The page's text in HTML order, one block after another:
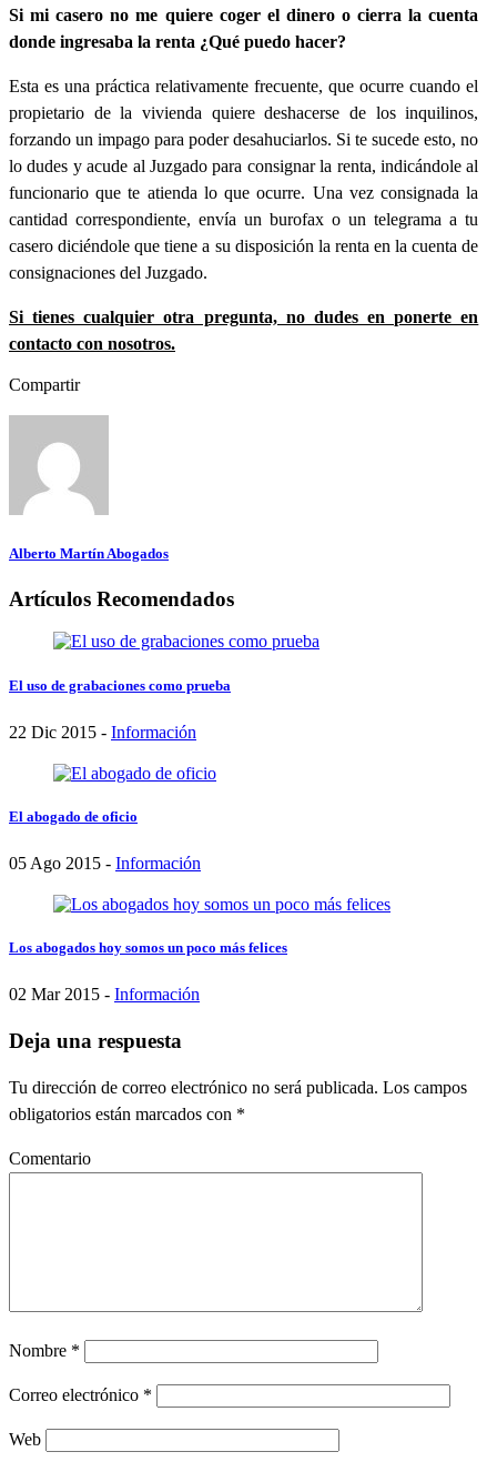
Si mi casero no me quiere coger el dinero o cierra la cuenta
donde ingresaba la renta ¿Qué puedo hacer?
Esta es una práctica relativamente frecuente, que ocurre cuando el
propietario de la vivienda quiere deshacerse de los inquilinos,
forzando un impago para poder desahuciarlos. Si te sucede esto, no
lo dudes y acude al Juzgado para consignar la renta, indicándole al
funcionario que te atienda lo que ocurre. Una vez consignada la
cantidad correspondiente, envía un burofax o un telegrama a tu
casero diciéndole que tiene a su disposición la renta en la cuenta de
consignaciones del Juzgado.
Si tienes cualquier otra pregunta, no dudes en ponerte en
contacto con nosotros.
Compartir
Alberto Martín Abogados
Artículos Recomendados
El uso de grabaciones como prueba
22 Dic 2015 - Información
El abogado de oficio
05 Ago 2015 - Información
Los abogados hoy somos un poco más felices
02 Mar 2015 - Información
Deja una respuesta
Tu dirección de correo electrónico no será publicada. Los campos
obligatorios están marcados con *
Comentario
Nombre *
Correo electrónico *
Web